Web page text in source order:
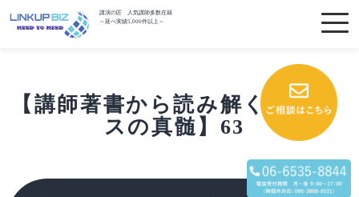
講演の匠 人気講師多数在籍
～延べ実績5,000件以上～
【講師著書から読み解くビジネ
スの真髄】63